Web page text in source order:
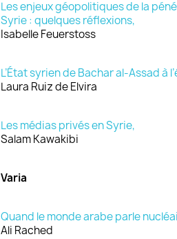
Les enjeux géopolitiques de la
Syrie : quelques réflexions,
Isabelle Feuerstoss
L’État syrien de Bachar al-Assad à
Laura Ruiz de Elvira
Les médias privés en Syrie,
Salam Kawakibi
Varia
Quand le monde arabe parle
Ali Rached